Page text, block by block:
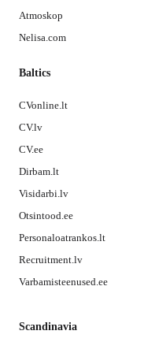
Atmoskop
Nelisa.com
Baltics
CVonline.lt
CV.lv
CV.ee
Dirbam.lt
Visidarbi.lv
Otsintood.ee
Personaloatrankos.lt
Recruitment.lv
Varbamisteenused.ee
Scandinavia